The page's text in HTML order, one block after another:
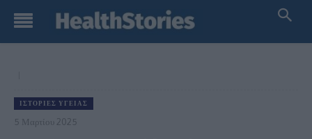
ΙΣΤΟΡΊΕΣ ΥΓΕΊΑΣ
5 Μαρτίου 2025